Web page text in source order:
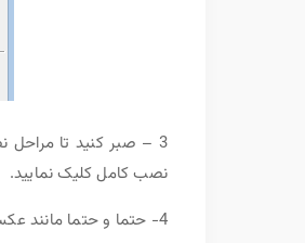
نصب کامل کلیک نمایید.
4- حتما و حتما مانند عکس زیر تیک Launch Chief Architect Premier X6 را بردارید و روی Finish کلیک کنید.